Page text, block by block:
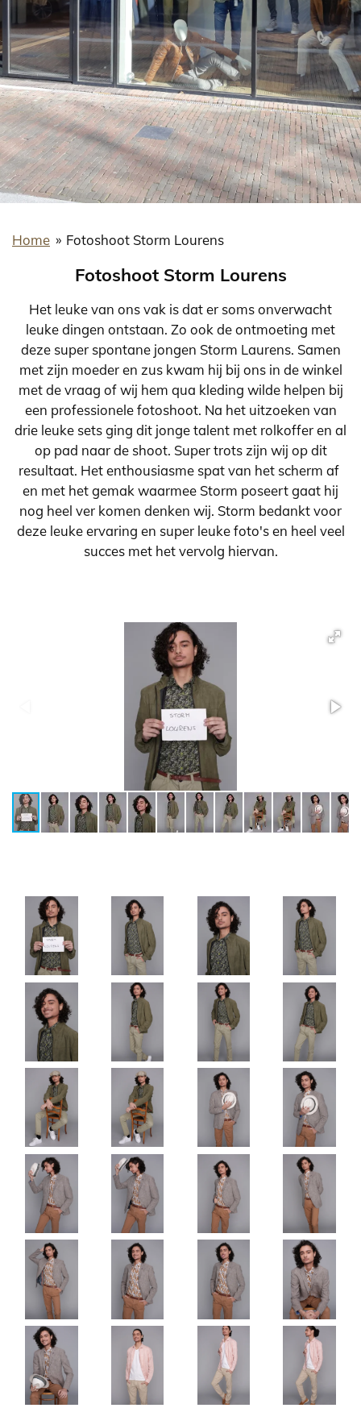
Home » Fotoshoot Storm Lourens
Fotoshoot Storm Lourens
Het leuke van ons vak is dat er soms onverwacht
leuke dingen ontstaan. Zo ook de ontmoeting met
deze super spontane jongen Storm Laurens. Samen
met zijn moeder en zus kwam hij bij ons in de winkel
met de vraag of wij hem qua kleding wilde helpen bij
een professionele fotoshoot. Na het uitzoeken van
drie leuke sets ging dit jonge talent met rolkoffer en al
op pad naar de shoot. Super trots zijn wij op dit
resultaat. Het enthousiasme spat van het scherm af
en met het gemak waarmee Storm poseert gaat hij
nog heel ver komen denken wij. Storm bedankt voor
deze leuke ervaring en super leuke foto's en heel veel
succes met het vervolg hiervan.